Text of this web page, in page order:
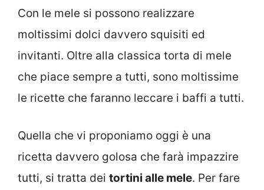
Con le mele si possono realizzare
moltissimi dolci davvero squisiti ed
invitanti. Oltre alla classica torta di mele
che piace sempre a tutti, sono moltissime
le ricette che faranno leccare i baffi a tutti.
Quella che vi proponiamo oggi è una
ricetta davvero golosa che farà impazzire
tutti, si tratta dei tortini alle mele. Per fare